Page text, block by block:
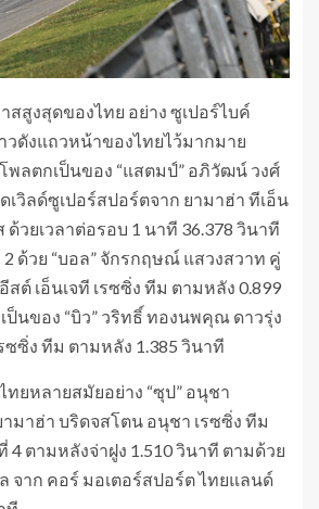
สูงสุดของไทย อย่าง ซูเปอร์ไบค์
วดังแถวหน้าของไทยไว้มากมาย
ลตกเป็นของ “แสตมป์” อภิวัฒน์ วงศ์
วิลด์ซูเปอร์สปอร์ตจาก ยามาฮ่า ทีเอ็น
วยเวลาต่อรอบ 1 นาที 36.378 วินาที
ด้วย “บอล” จักรกฤษณ์ แสวงสวาท คู่
ต์ เอ็นเจที เรซซิ่ง ทีม ตามหลัง 0.899
ป็นของ “บิว” วริทธิ์ ทองนพคุณ ดาวรุ่ง
ซซิ่ง ทีม ตามหลัง 1.385 วินาที
ยหลายสมัยอย่าง “ซุป” อนุชา
มาฮ่า บริดจสโตน อนุชา เรซซิ่ง ทีม
4 ตามหลังจ่าฝูง 1.510 วินาที ตามด้วย
จาก คอร์ มอเตอร์สปอร์ต ไทยแลนด์